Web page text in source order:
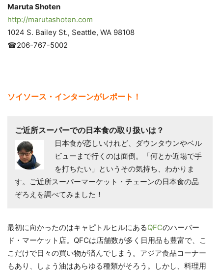
Maruta Shoten
http://marutashoten.com
1024 S. Bailey St., Seattle, WA 98108
☎206-767-5002
ソイソース・インターンがレポート！
ご近所スーパーでの日本食の取り扱いは？
日本食が恋しいけれど、ダウンタウンやベル
ビューまで行くのは面倒。「何とか近場で手
を打ちたい」というその気持ち、わかりま
す。ご近所スーパーマーケット・チェーンの日本食の品
ぞろえを調べてみました！
最初に向かったのはキャピトルヒルにあるQFCのハーバー
ド・マーケット店。QFCは店舗数が多く日用品も豊富で、こ
こだけで日々の買い物が済んでしまう。アジア食品コーナー
もあり、しょう油はあらゆる種類がそろう。しかし、料理用